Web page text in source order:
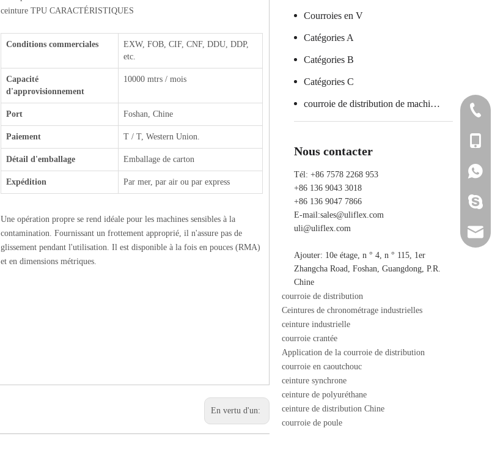
ceinture TPU CARACTÉRISTIQUES
Conditions commerciales
EXW, FOB, CIF, CNF, DDU, DDP,
etc.
Capacité
d'approvisionnement
10000 mtrs / mois
Port Foshan, Chine
Paiement T / T, Western Union.
Détail d'emballage Emballage de carton
Expédition Par mer, par air ou par express
Une opération propre se rend idéale pour les machines sensibles à la
contamination. Fournissant un frottement approprié, il n'assure pas de
glissement pendant l'utilisation. Il est disponible à la fois en pouces (RMA)
et en dimensions métriques.
En vertu d'un:
Courroies en V
Catégories A
Catégories B
Catégories C
courroie de distribution de machine d'emballage
Nous contacter
Tél: +86 7578 2268 953
+86 136 9043 3018
+86 136 9047 7866
E-mail:sales@uliflex.com
uli@uliflex.com
Ajouter: 10e étage, n ° 4, n ° 115, 1er
Zhangcha Road, Foshan, Guangdong, P.R.
Chine
courroie de distribution
Ceintures de chronométrage industrielles
ceinture industrielle
courroie crantée
Application de la courroie de distribution
courroie en caoutchouc
ceinture synchrone
ceinture de polyuréthane
ceinture de distribution Chine
courroie de poule
+86
+86 136
+86 136